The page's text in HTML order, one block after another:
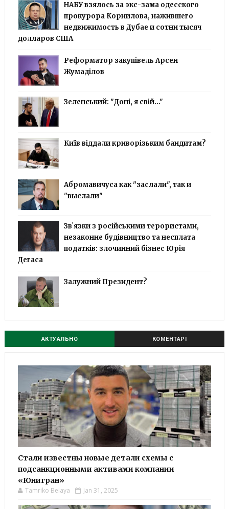
НАБУ взялось за экс-зама одесского
прокурора Корнилова, нажившего
недвижимость в Дубае и сотни тысяч
долларов США
Реформатор закупівель Арсен
Жумаділов
Зеленський: "Доні, я свій..."
Київ віддали криворізьким бандитам?
Абромавичуса как "заслали", так и
"выслали"
Звʼязки з російськими терористами,
незаконне будівництво та несплата
податків: злочинний бізнес Юрія
Дегаса
Залужний Президент?
АКТУАЛЬНО КОМЕНТАРІ
Стали известны новые детали схемы с
подсанкционными активами компании
«Юнигран»
Tamriko Belaya Jan 31, 2025